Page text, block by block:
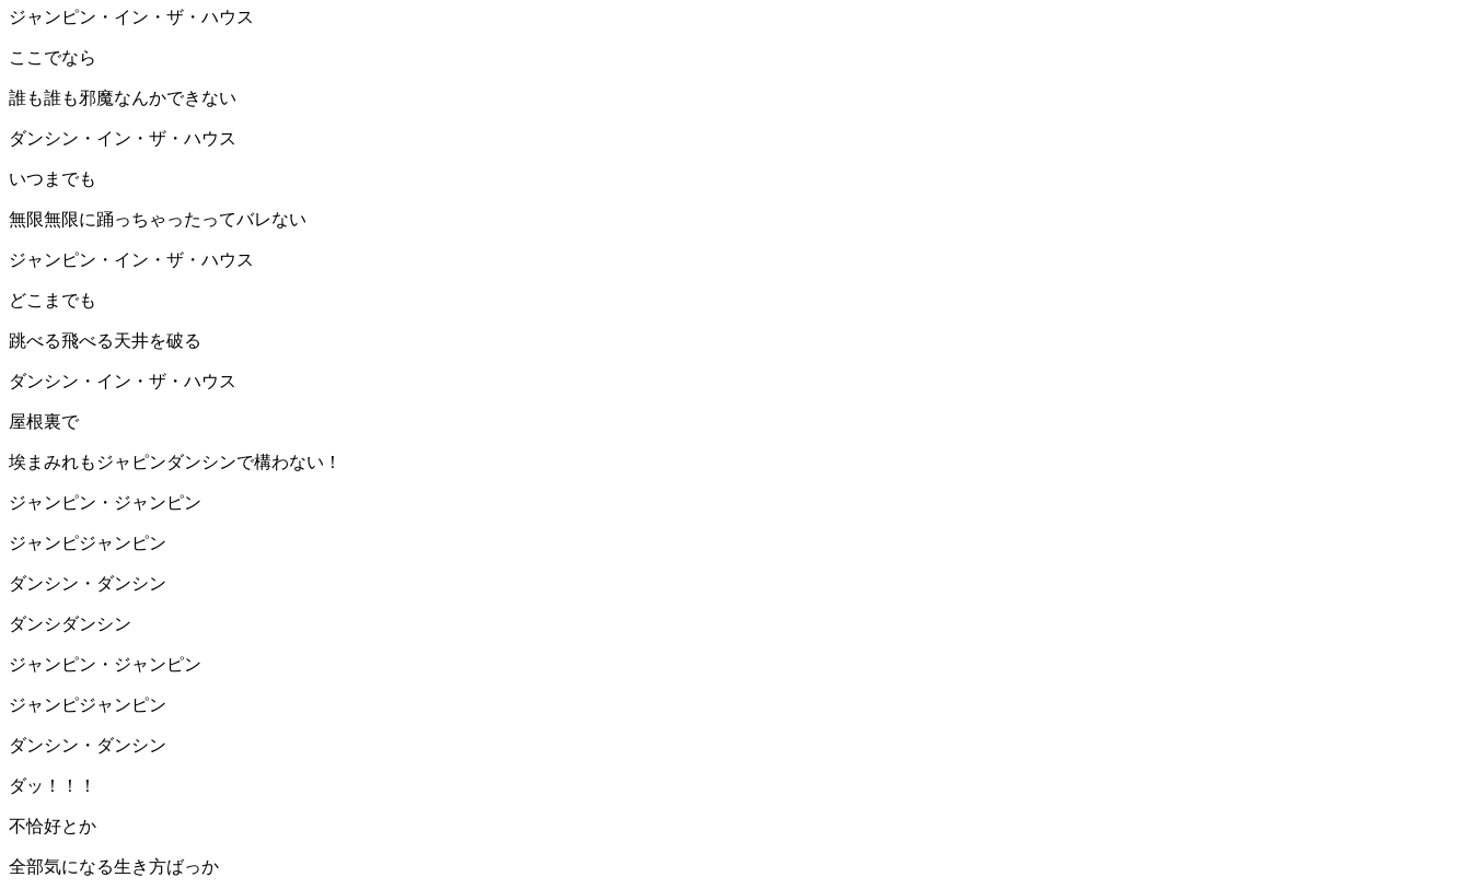
ジャンピン・イン・ザ・ハウス
ここでなら
誰も誰も邪魔なんかできない
ダンシン・イン・ザ・ハウス
いつまでも
無限無限に踊っちゃったってバレない
ジャンピン・イン・ザ・ハウス
どこまでも
跳べる飛べる天井を破る
ダンシン・イン・ザ・ハウス
屋根裏で
埃まみれもジャピンダンシンで構わない！
ジャンピン・ジャンピン
ジャンピジャンピン
ダンシン・ダンシン
ダンシダンシン
ジャンピン・ジャンピン
ジャンピジャンピン
ダンシン・ダンシン
ダッ！！！
不恰好とか
全部気になる生き方ばっか